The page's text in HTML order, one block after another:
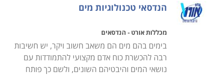
הנדסאי טכנולוגיות מים
מכללות אורט - הנדסאים
בימים בהם מים הם משאב חשוב ויקר, יש חשיבות
רבה להכשרת כוח אדם מקצועי להתמודדות עם
נושאי המים והיבטיהם השונים, ולשם כך פותח